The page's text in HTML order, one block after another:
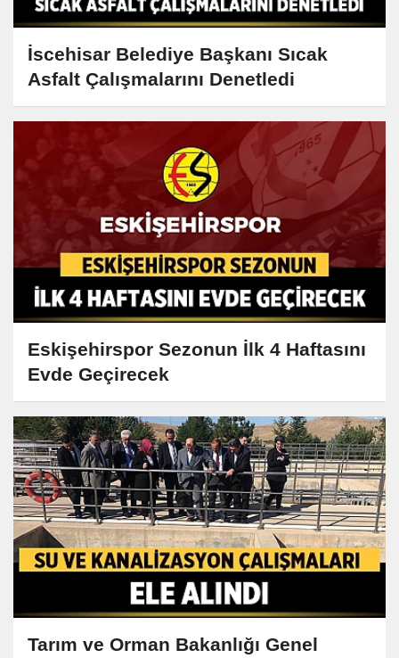
İscehisar Belediye Başkanı Sıcak
Asfalt Çalışmalarını Denetledi
Eskişehirspor Sezonun İlk 4 Haftasını
Evde Geçirecek
Tarım ve Orman Bakanlığı Genel